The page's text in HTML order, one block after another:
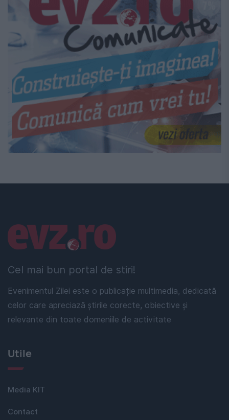
Cel mai bun portal de stiri!
Evenimentul Zilei este o publicație multimedia, dedicată
celor care apreciază știrile corecte, obiective și
relevante din toate domeniile de activitate
Linkuri utile
Utile
Media KIT
Contact